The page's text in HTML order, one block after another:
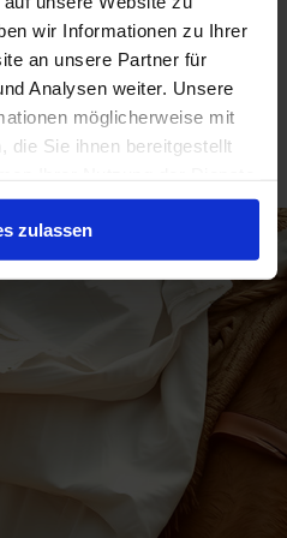
wir Informationen zu Ihrer
an unsere Partner für
Analysen weiter. Unsere
möglicherweise mit
die Sie ihnen bereitgestellt
zulassen
Webansicht